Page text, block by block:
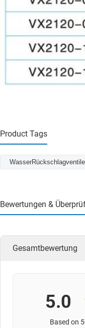
Product Tags
WasserRückschlagventile
Bewertungen &
Gesamtbewertung
5.0
Based on